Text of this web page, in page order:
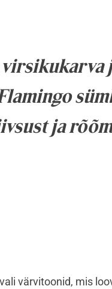
virsikukarva
ja
värvitoonid, mis